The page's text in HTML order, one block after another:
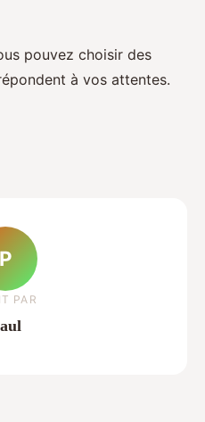
pouvez choisir des
à vos attentes.
P
PAR